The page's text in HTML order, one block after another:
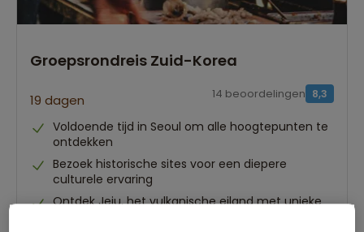
Groepsrondreis Zuid-Korea
19 dagen 8,3
14 beoordelingen
Voldoende tijd in Seoul om alle hoogtepunten te
ontdekken
Bezoek historische sites voor een diepere
culturele ervaring
Ontdek Jeju, het vulkanische eiland met unieke